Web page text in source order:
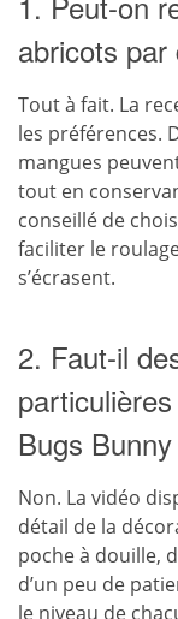
abricots par
Tout à fait. La
les préférences.
mangues
tout en
conseillé de
faciliter le
s’écrasent.
2. Faut-il
Bugs
Non. La vidéo
détail de la
poche à douille,
d’un peu de
le niveau de